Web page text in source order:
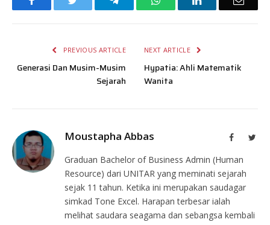
PREVIOUS ARTICLE
Generasi Dan Musim-Musim
Sejarah
NEXT ARTICLE
Hypatia: Ahli Matematik
Wanita
Moustapha Abbas Facebook
Graduan Bachelor of Business Admin (Human
Resource) dari UNITAR yang meminati sejarah
sejak 11 tahun. Ketika ini merupakan saudagar
simkad Tone Excel. Harapan terbesar ialah
melihat saudara seagama dan sebangsa kembali